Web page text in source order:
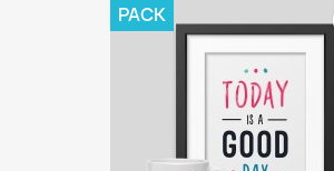
PACK